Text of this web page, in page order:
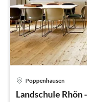
Poppenhausen
Landschule Rhön